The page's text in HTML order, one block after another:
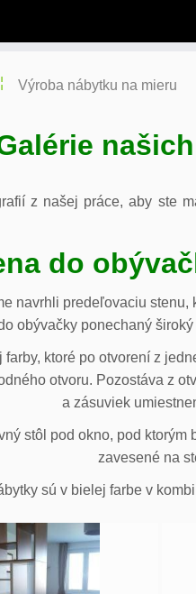
Výroba nábytku na mieru
z našej práce, aby ste
do
navrhli predeľovaciu
obývačky ponechaný
ktoré po otvorení z
otvoru. Pozostáva z
a zásuviek
stôl pod okno, pod
zavesené na
sú v bielej farbe v